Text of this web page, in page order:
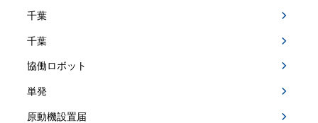
千葉
千葉
協働ロボット
単発
原動機設置届